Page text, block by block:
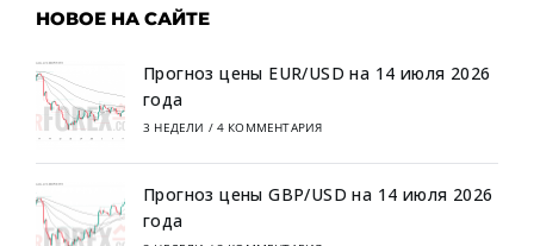
НОВОЕ НА САЙТЕ
Прогноз цены EUR/USD на 14 июля 2026
года
3 НЕДЕЛИ / 4 КОММЕНТАРИЯ
Прогноз цены GBP/USD на 14 июля 2026
года